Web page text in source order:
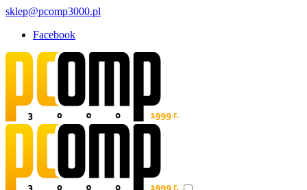
sklep@pcomp3000.pl
Facebook